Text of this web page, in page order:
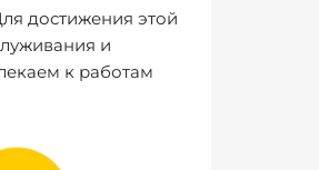
достижения этой
и
к работам